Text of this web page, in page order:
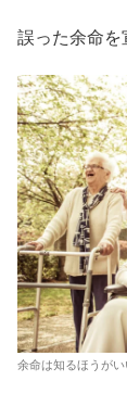
誤った余命を
余命は知るほうが